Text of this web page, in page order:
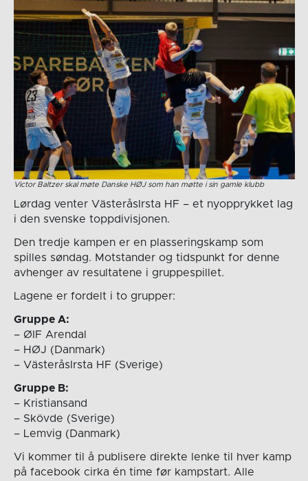
Victor Baltzer skal møte Danske HØJ som han møtte i sin gamle klubb
Lørdag venter VästeråsIrsta HF – et nyopprykket lag
i den svenske toppdivisjonen.
Den tredje kampen er en plasseringskamp som
spilles søndag. Motstander og tidspunkt for denne
avhenger av resultatene i gruppespillet.
Lagene er fordelt i to grupper:
Gruppe A:
– ØIF Arendal
– HØJ (Danmark)
– VästeråsIrsta HF (Sverige)
Gruppe B:
– Kristiansand
– Skövde (Sverige)
– Lemvig (Danmark)
Vi kommer til å publisere direkte lenke til hver kamp
på facebook cirka én time før kampstart. Alle